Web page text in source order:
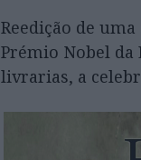
Reedição de
Prémio Nobel da
livrarias, a